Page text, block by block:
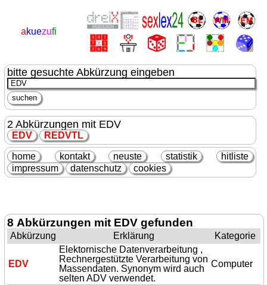
akuezufi
bitte gesuchte Abkürzung eingeben
2 Abkürzungen mit EDV
EDV R EDVTL
home kontakt neuste statistik
hitliste
impressum
datenschutz cookies
8 Abkürzungen mit EDV gefunden
Abkürzung Erklärung Kategorie
EDV
Elektornische Datenverarbeitung ,
Rechnergestützte Verarbeitung von
Massendaten. Synonym wird auch
selten ADV verwendet.
Computer